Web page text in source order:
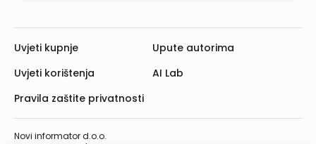
Novi informator d.o.o.
Uvjeti kupnje
Uvjeti korištenja
Pravila zaštite privatnosti
Upute autorima
AI Lab